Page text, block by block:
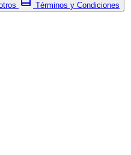
Términos y Condiciones